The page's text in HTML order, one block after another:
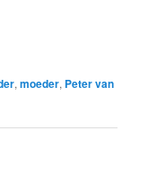
,moeder, Peter van